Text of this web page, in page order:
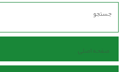
صفحه اصلی